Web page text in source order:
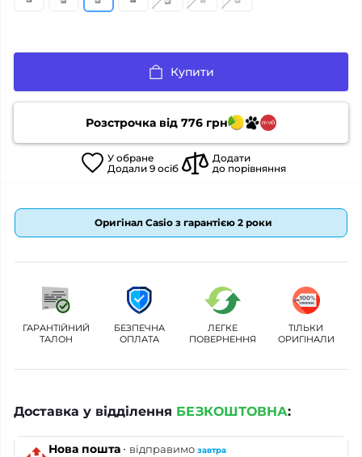
Купити
Розстрочка від 776 грн
У обране
Додали 9осіб
Додати
до порівняння
Оригінал Casio з гарантією 2 роки
ГАРАНТІЙНИЙ
ТАЛОН
БЕЗПЕЧНА
ОПЛАТА
ЛЕГКЕ
ПОВЕРНЕННЯ
ТІЛЬКИ
ОРИГІНАЛИ
Доставка у відділення БЕЗКОШТОВНА:
Нова пошта · відправимо завтра